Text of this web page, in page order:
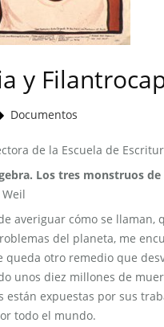
y
Documentos
de la Escuela de
Los tres monstruos
averiguar cómo se
del planeta, me
queda otro remedio que
unos diez millones de
están expuestas por sus
todo el mundo.